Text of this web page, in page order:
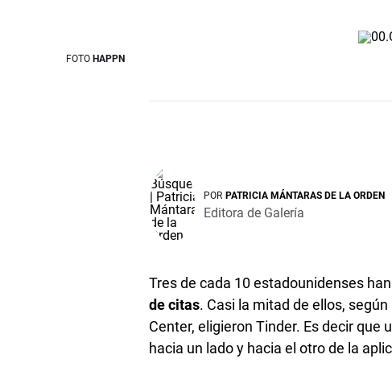
FOTO HAPPN
POR PATRICIA MÁNTARAS DE LA ORDEN
Editora de Galería
Tres de cada 10 estadounidenses
de citas. Casi la mitad de ellos,
Center, eligieron Tinder. Es decir que
hacia un lado y hacia el otro de la